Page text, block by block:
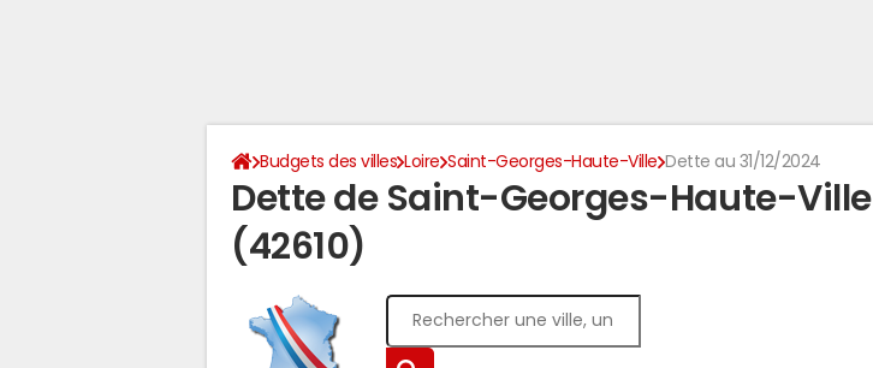
Budgets des villes Loire Saint-Georges-Haute-Ville Dette au 31/12/2024
Dette de Saint-Georges-Haute-Ville
(42610)